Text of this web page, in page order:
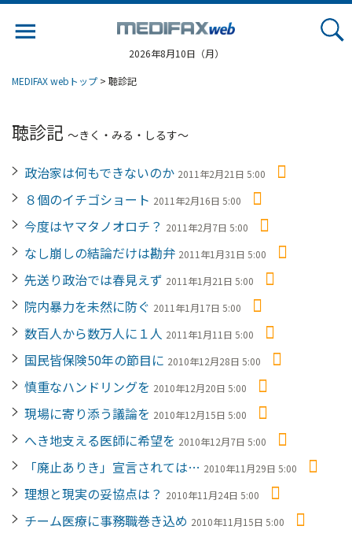
2026年8月10日（月）
MEDIFAX webトップ > 聴診記
聴診記 〜きく・みる・しるす〜
政治家は何もできないのか 2011年2月21日 5:00
８個のイチゴショート 2011年2月16日 5:00
今度はヤマタノオロチ？ 2011年2月7日 5:00
なし崩しの結論だけは勘弁 2011年1月31日 5:00
先送り政治では春見えず 2011年1月21日 5:00
院内暴力を未然に防ぐ 2011年1月17日 5:00
数百人から数万人に１人 2011年1月11日 5:00
国民皆保険50年の節目に 2010年12月28日 5:00
慎重なハンドリングを 2010年12月20日 5:00
現場に寄り添う議論を 2010年12月15日 5:00
へき地支える医師に希望を 2010年12月7日 5:00
「廃止ありき」宣言されては… 2010年11月29日 5:00
理想と現実の妥協点は？ 2010年11月24日 5:00
チーム医療に事務職巻き込め 2010年11月15日 5:00